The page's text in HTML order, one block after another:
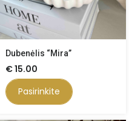
Dubenėlis “Mira”
€15.00
Pasirinkite